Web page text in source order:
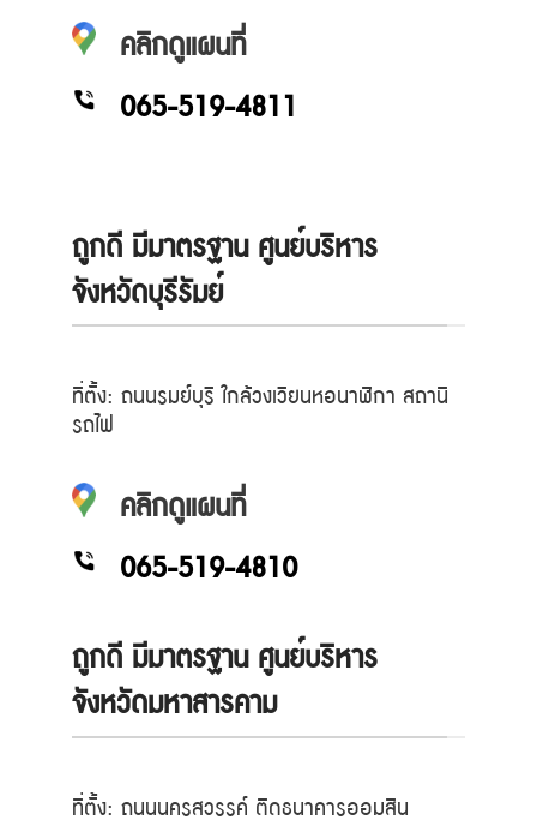
คลิกดูแผนที่
065-519-4811
ถูกดี มีมาตรฐาน ศูนย์บริหาร
จังหวัดบุรีรัมย์
ที่ตั้ง: ถนนรมย์บุรี ใกล้วงเวียนหอนาฬิกา สถานี
รถไฟ
คลิกดูแผนที่
065-519-4810
ถูกดี มีมาตรฐาน ศูนย์บริหาร
จังหวัดมหาสารคาม
ที่ตั้ง: ถนนนครสวรรค์ ติดธนาคารออมสิน